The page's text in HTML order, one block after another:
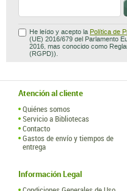
Atención al cliente
Quiénes somos
Servicio a Bibliotecas
entrega
Información Legal
Condiciones Generales de Uso
Condiciones Particulares de
Contratación